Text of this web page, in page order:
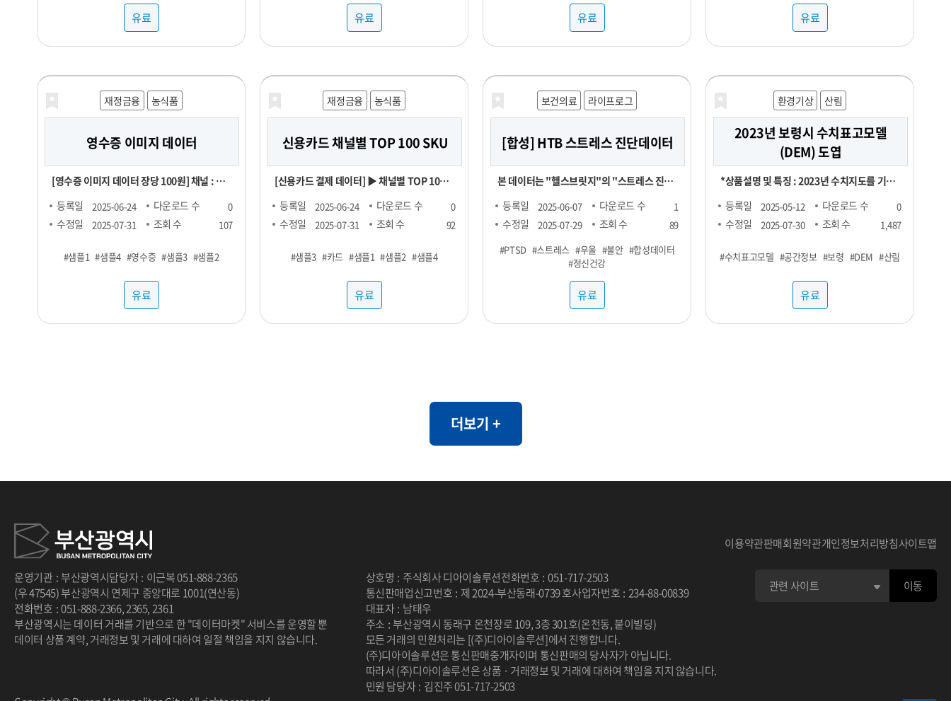
유료
향 - TMA(Triangle Market Analytics) -
KAD(Key Account Data) - KADA(Key
분의 비즈니스 성장을 지원하기 위해 노력하고
비즈니스를 성공적으로 운영해 보세요!
유료
시분, 상품명, 구매수량, 구매금액 - 농산물(과
일, 채소) 구매가 포함된 영수증 RAW DATA
유료
찌개, 된장찌개, 삼계탕 설렁탕, 짜장면, 짬뽕,
떼(ICE), 스무디, 아메리카노(HOT), 아메리
카노(ICE), 에이드, 카라멜마끼아또(HOT),
카라멜마끼아또(ICE), 카페라떼(HOT), 카페
라떼(ICE), 카페모카(HOT), 카페모카(ICE)
▷ 분식 : 김밥(야채), 김밥(참치), 김밥(치즈),
돈까스, 떡볶이, 라면, 순대, 우동, 쫄면
유료
재정금융 농식품
영수증 이미지 데이터
[영수증 이미지 데이터 장당 100원] 채널 : 대
형마트, 편의점 기간 : 24년 1월 ~ ※온라인,
오프라인 모두 포함되어있으며 사진마다 화질
등록일 2025-06-24 다운로드 수 0
수정일 2025-07-31 조회 수 107
#샘플1 #샘플4 #영수증 #샘플3 #샘플2
유료
재정금융 농식품
신용카드 채널별 TOP 100 SKU
[신용카드 결제 데이터] ▶ 채널별 TOP 100
SKU : 29,000원 ▶ RAW 형 데이터 :
5,000,000원 채널 : 네이버, 오아시스마켓,
: 매출수량 기준 TOP 100 SKU
등록일 2025-06-24 다운로드 수 0
수정일 2025-07-31 조회 수 92
#샘플3 #카드 #샘플1 #샘플2 #샘플4
유료
보건의료 라이프로그
[합성] HTB 스트레스 진단데이터
본 데이터는 "헬스브릿지"의 "스트레스 진단
데이터"를 기반으로, GAN(적대적 생성 신경
망, Generative Adversarial Networks) 모
델을 활용하여 생성한 가상의 합성데이터입니
면서도 원본과 통계적으로 유사한 특성을 지니
고 있어 임상 연구 및 의료 알고리즘 개발에 적
가 제한되는 환경에서도 안전하게 고품질의 데
드 - 진단검사 유형 코드 - 자기진단 우울 - 자기
상후점수 - 상담사 진단 우울 - 상담사 진단 불
안 - 상담사 진단 스트레스 - 상담사 진단 외상
후 - 건강평가 관련 연구 � 일차의료에서 주요
우울장애 선별을 위한 PHQ-2/PHQ-9 연속선
등록일 2025-06-07 다운로드 수 1
수정일 2025-07-29 조회 수
89
#PTSD #스트레스 #우울 #불안 #합성데이터
#정신건강
유료
환경기상 산림
2023년 보령시 수치표고모델
(DEM) 도엽
*상품설명 및 특징 : 2023년 수치지도를 기반
으로 제작, 등고선과 표고점을 활용했은며, 등
고오류와 표고오류를 수정 *기간 및 범위 :
형이미지로 칼럼정보 없음 *약어/전문용어 설
명 : DEM:Digital Elevation Model *활용예
제 : 각종 GIS시스템 및 서비스 구축 *제한: 본
등록일 2025-05-12 다운로드 수 0
수정일 2025-07-30 조회 수 1,487
#수치표고모델 #공간정보 #보령 #DEM #산림
유료
더보기 +
이용약관판매회원약관개인정보처리방침사이트맵
운영기관 :부산광역시담당자 : 이근복051-888-2365
(우 47545) 부산광역시 연제구 중앙대로 1001(연산동)
전화번호 :051-888-2366,2365, 2361
부산광역시는 데이터 거래를 기반으로 한 "데이터마켓" 서비스를 운영할 뿐
데이터 상품 계약, 거래정보 및 거래에 대하여 일절 책임을 지지 않습니다.
상호명 : 주식회사 디아이솔루션전화번호 : 051-717-2503
통신판매업신고번호 : 제 2024-부산동래-0739 호사업자번호 : 234-88-00839
대표자 : 남태우
주소 : 부산광역시 동래구 온천장로 109, 3층 301호(온천동, 붙이빌딩)
모든 거래의 민원처리는 [(주)디아이솔루션]에서 진행합니다.
(주)디아이솔루션은 통신판매중개자이며 통신판매의 당사자가 아닙니다.
따라서 (주)디아이솔루션은 상품 · 거래정보 및 거래에 대하여 책임을 지지 않습니다.
민원 담당자 : 김진주 051-717-2503
이동